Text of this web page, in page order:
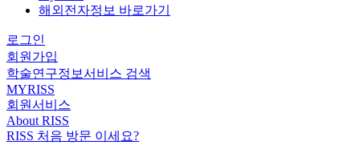
해외전자정보 바로가기
로그인
회원가입
학술연구정보서비스 검색
MYRISS
회원서비스
About RISS
RISS 처음 방문 이세요?